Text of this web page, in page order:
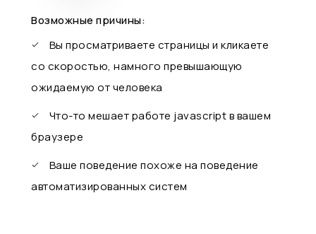
Возможные причины:
Вы просматриваете страницы и кликаете
со скоростью, намного превышающую
ожидаемую от человека
Что-то мешает работе javascript в вашем
браузере
Ваше поведение похоже на поведение
автоматизированных систем